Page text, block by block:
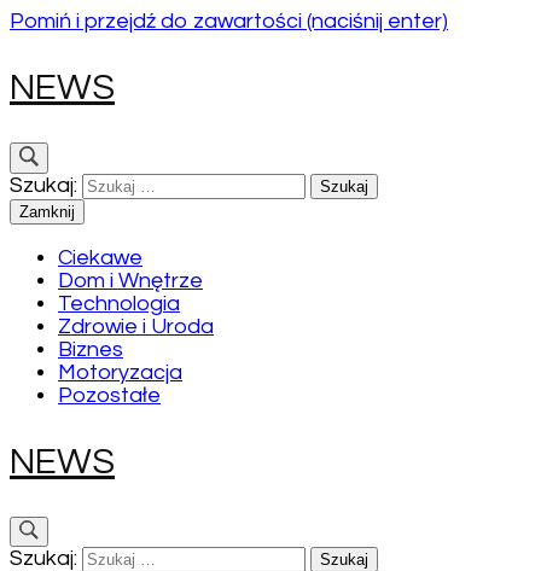
Pomiń i przejdź do zawartości (naciśnij enter)
NEWS
Szukaj:
Zamknij
Ciekawe
Dom i Wnętrze
Technologia
Zdrowie i Uroda
Biznes
Motoryzacja
Pozostałe
NEWS
Szukaj: